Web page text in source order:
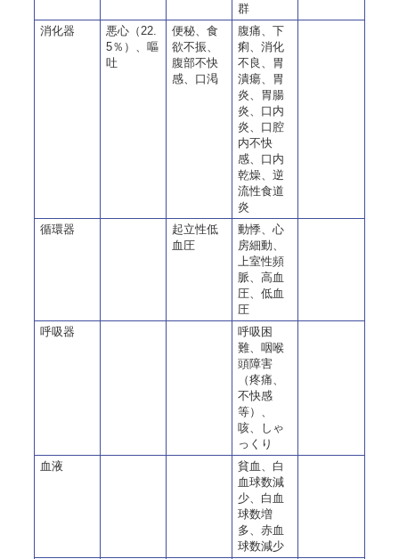
群
消化器
悪心（22.
5％）、嘔
吐
便秘、食
欲不振、
腹部不快
感、口渇
腹痛、下
痢、消化
不良、胃
潰瘍、胃
炎、胃腸
炎、口内
炎、口腔
内不快
感、口内
乾燥、逆
流性食道
炎
循環器
起立性低
血圧
動悸、心
房細動、
上室性頻
脈、高血
圧、低血
圧
呼吸器
呼吸困
難、咽喉
頭障害
（疼痛、
不快感
等）、
咳、しゃ
っくり
血液
貧血、白
血球数減
少、白血
球数増
多、赤血
球数減少